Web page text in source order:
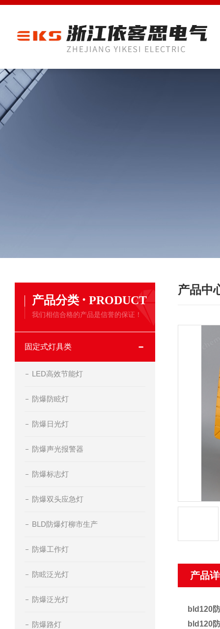
产品分类 · PRODUCT
我们相信合格的产品是信誉的保证！
固定式灯具类
LED高效节能灯
防爆防眩灯
防爆日光灯
防爆声光报警器
防爆标志灯
防爆双头应急灯
BLD防爆灯柳市生产
防爆工作灯
防眩泛光灯
防爆泛光灯
防爆路灯
产品中
产品
bld120
bld120